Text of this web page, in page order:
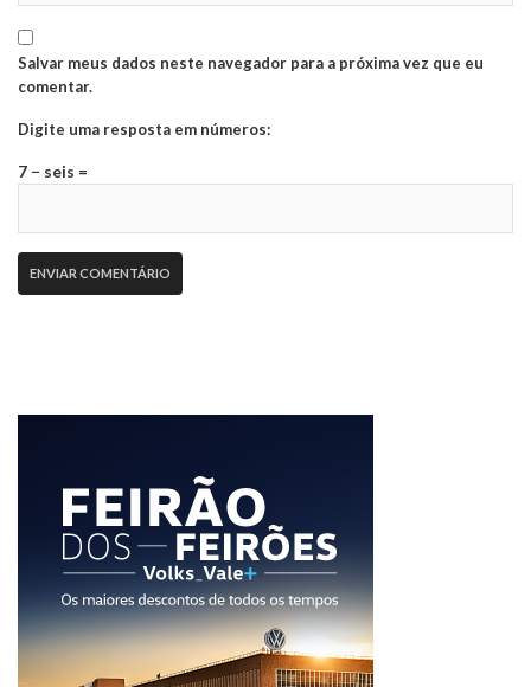
Salvar meus dados neste navegador para a próxima vez que eu
comentar.
Digite uma resposta em números:
7 − seis =